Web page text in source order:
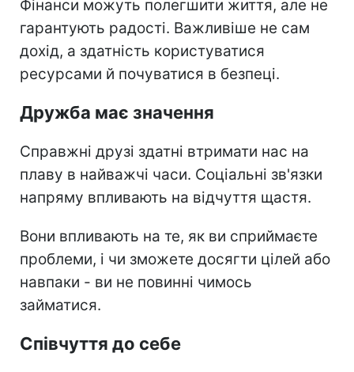
Фінанси можуть полегшити життя, але не
гарантують радості. Важливіше не сам
дохід, а здатність користуватися
ресурсами й почуватися в безпеці.
Дружба має значення
Справжні друзі здатні втримати нас на
плаву в найважчі часи. Соціальні зв'язки
напряму впливають на відчуття щастя.
Вони впливають на те, як ви сприймаєте
проблеми, і чи зможете досягти цілей або
навпаки - ви не повинні чимось
займатися.
Співчуття до себе